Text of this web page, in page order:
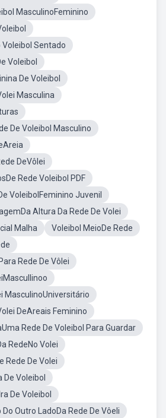
MasculinoFeminino
Voleibol Sentado
Voleibol
De Voleibol
Masculina
De Voleibol Masculino
DeVôlei
Rede Voleibol PDF
VoleibolFeminino Juvenil
Altura Da Rede De Volei
Malha
Voleibol MeioDe Rede
Rede De Vôlei
MasculinoUniversitário
DeAreais Feminino
Rede De Voleibol Para Guardar
RedeNo Volei
Rede De Volei
Voleibol
De Voleibol
Outro LadoDa Rede De Vôeli